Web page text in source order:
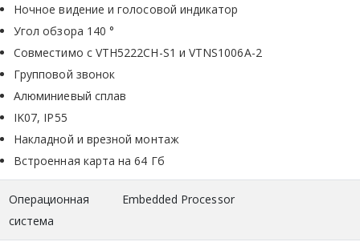
Ночное видение и голосовой индикатор
Угол обзора 140 °
Совместимо с VTH5222CH-S1 и VTNS1006A-2
Групповой звонок
Алюминиевый сплав
IK07, IP55
Накладной и врезной монтаж
Встроенная карта на 64 Гб
Операционная
система
Embedded Processor